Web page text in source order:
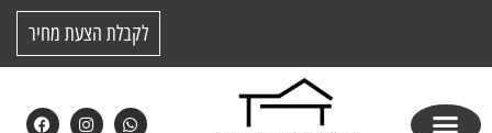
לקבלת הצעת מחיר